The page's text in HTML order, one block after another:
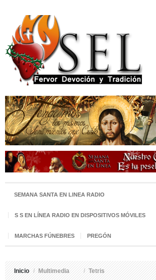
SEMANA SANTA EN LINEA RADIO
S S EN LÍNEA RADIO EN DISPOSITIVOS MÓVILES
MARCHAS FÚNEBRES PREGÓN
Inicio / Multimedia / Tetris